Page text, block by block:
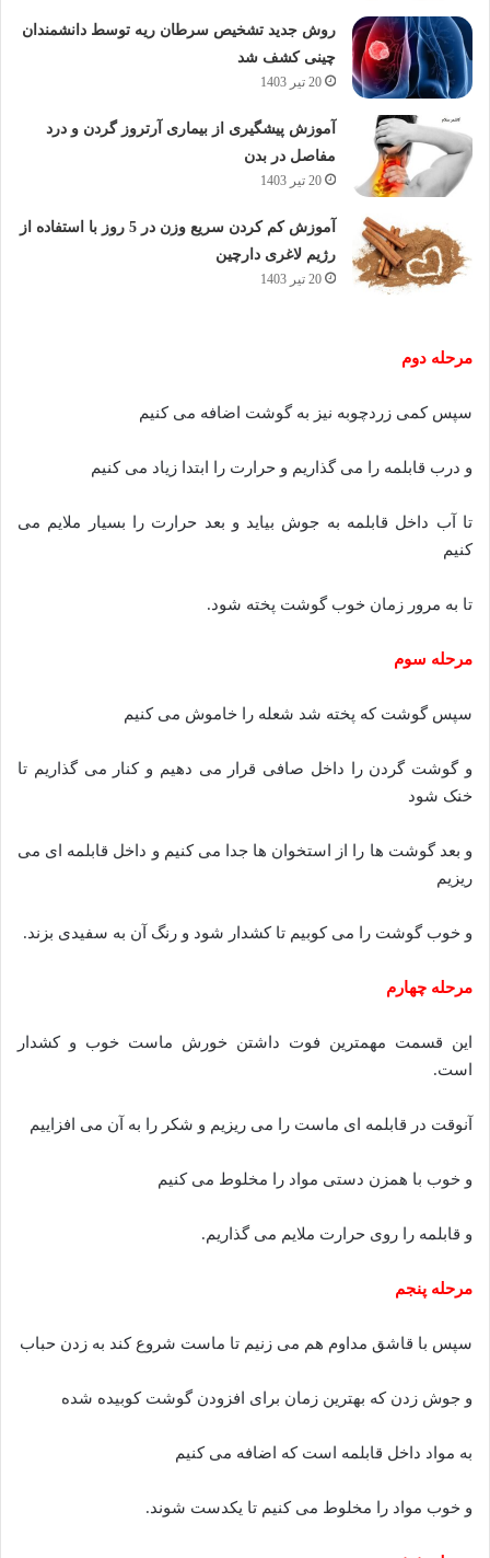
روش جدید تشخیص سرطان ریه توسط دانشمندان
چینی کشف شد
20 تیر 1403
آموزش پیشگیری از بیماری آرتروز گردن و درد
مفاصل در بدن
20 تیر 1403
آموزش کم کردن سریع وزن در 5 روز با استفاده از
رژیم لاغری دارچین
20 تیر 1403
مرحله دوم
سپس کمی زردچوبه نیز به گوشت اضافه می کنیم
و درب قابلمه را می گذاریم و حرارت را ابتدا زیاد می کنیم
تا آب داخل قابلمه به جوش بیاید و بعد حرارت را بسیار ملایم می
کنیم
تا به مرور زمان خوب گوشت پخته شود.
مرحله سوم
سپس گوشت که پخته شد شعله را خاموش می کنیم
و گوشت گردن را داخل صافی قرار می دهیم و کنار می گذاریم تا
خنک شود
و بعد گوشت ها را از استخوان ها جدا می کنیم و داخل قابلمه ای می
ریزیم
و خوب گوشت را می کوبیم تا کشدار شود و رنگ آن به سفیدی بزند.
مرحله چهارم
این قسمت مهمترین فوت داشتن خورش ماست خوب و کشدار
است.
آنوقت در قابلمه ای ماست را می ریزیم و شکر را به آن می افزاییم
و خوب با همزن دستی مواد را مخلوط می کنیم
و قابلمه را روی حرارت ملایم می گذاریم.
مرحله پنجم
سپس با قاشق مداوم هم می زنیم تا ماست شروع کند به زدن حباب
و جوش زدن که بهترین زمان برای افزودن گوشت کوبیده شده
به مواد داخل قابلمه است که اضافه می کنیم
و خوب مواد را مخلوط می کنیم تا یکدست شوند.